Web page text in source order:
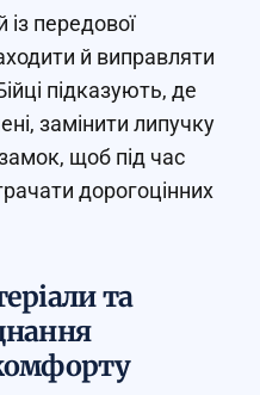
передової
й виправляти
підказують, де
замінити липучку
щоб під час
дорогоцінних
та